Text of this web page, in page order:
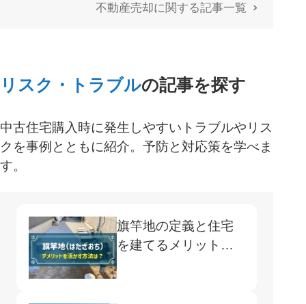
不動産売却に関する記事一覧
リスク・トラブルの記事を探す
中古住宅購入時に発生しやすいトラブルやリス
クを事例とともに紹介。予防と対応策を学べま
す。
旗竿地の定義と住宅
を建てるメリット・
デメリット・注意す
べき点